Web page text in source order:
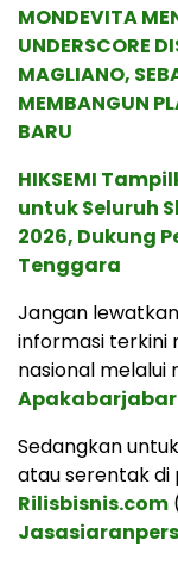
MONDEVITA
UNDERSCORE
MAGLIANO,
MEMBANGUN
BARU
HIKSEMI
untuk Seluruh
2026, Dukung
Tenggara
Jangan
informasi terkini
nasional melalui
Sedangkan
atau serentak di
Rilisbisnis.com